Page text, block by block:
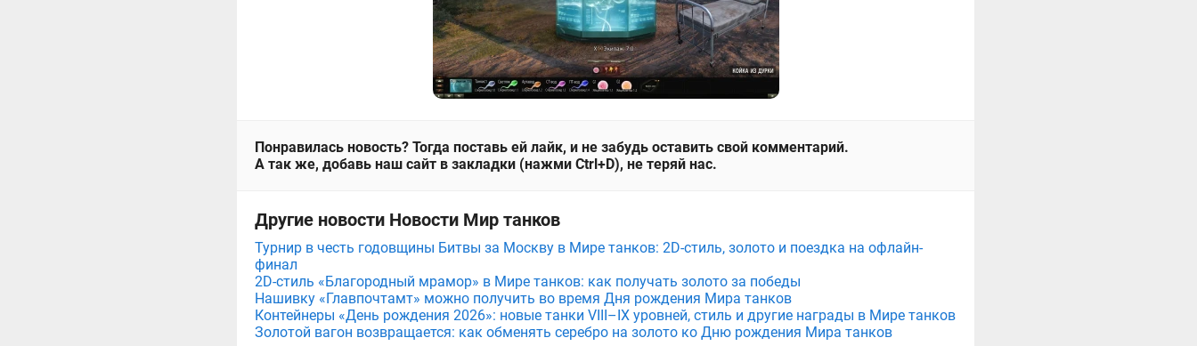
Понравилась новость? Тогда поставь ей лайк, и не забудь оставить свой комментарий.
А так же, добавь наш сайт в закладки (нажми Ctrl+D), не теряй нас.
Другие новости Новости Мир танков
Турнир в честь годовщины Битвы за Москву в Мире танков: 2D-стиль, золото и поездка на офлайн-
финал
2D-стиль «Благородный мрамор» в Мире танков: как получать золото за победы
Нашивку «Главпочтамт» можно получить во время Дня рождения Мира танков
Контейнеры «День рождения 2026»: новые танки VIII–IX уровней, стиль и другие награды в Мире танков
Золотой вагон возвращается: как обменять серебро на золото ко Дню рождения Мира танков